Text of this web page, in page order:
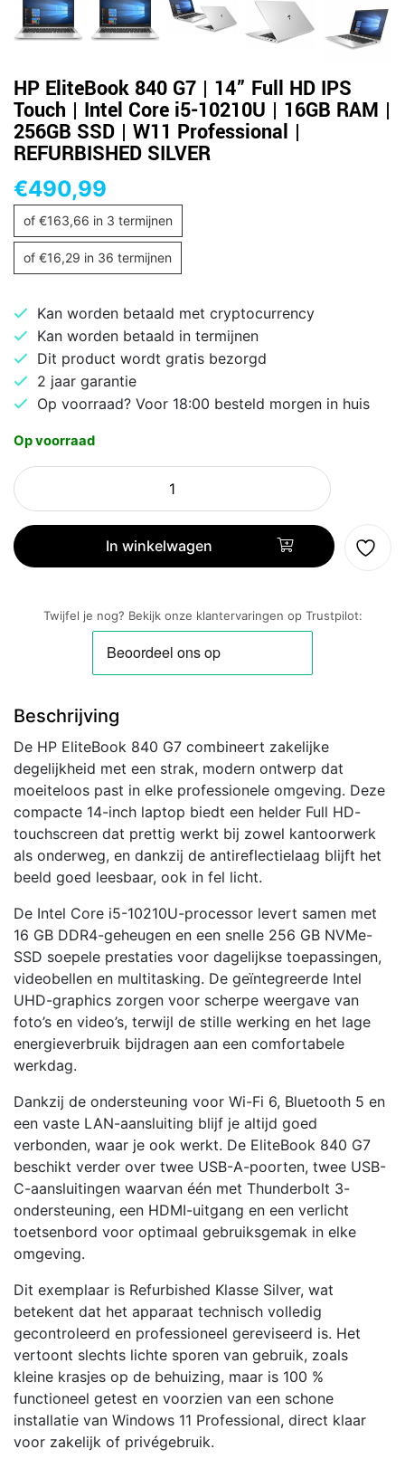
HP EliteBook 840 G7 | 14” Full HD IPS
Touch | Intel Core i5-10210U | 16GB RAM |
256GB SSD | W11 Professional |
REFURBISHED SILVER
€490,99
of €163,66 in 3 termijnen
of €16,29 in 36 termijnen
Kan worden betaald met cryptocurrency
Kan worden betaald in termijnen
Dit product wordt gratis bezorgd
2 jaar garantie
Op voorraad? Voor 18:00 besteld morgen in huis
Op voorraad
HP
EliteBook
G7
|
Intel
i5-
10210U
|
16GB
RAM
|
256GB
SSD
|
W11
Professional
|
REFURBISHED
SILVER
aantal
In winkelwagen
Twijfel je nog? Bekijk onze klantervaringen op Trustpilot:
Beschrijving
De HP EliteBook 840 G7 combineert zakelijke
degelijkheid met een strak, modern ontwerp dat
moeiteloos past in elke professionele omgeving. Deze
compacte 14-inch laptop biedt een helder Full HD-
touchscreen dat prettig werkt bij zowel kantoorwerk
als onderweg, en dankzij de antireflectielaag blijft het
beeld goed leesbaar, ook in fel licht.
De Intel Core i5-10210U-processor levert samen met
16 GB DDR4-geheugen en een snelle 256 GB NVMe-
SSD soepele prestaties voor dagelijkse toepassingen,
videobellen en multitasking. De geïntegreerde Intel
UHD-graphics zorgen voor scherpe weergave van
foto’s en video’s, terwijl de stille werking en het lage
energieverbruik bijdragen aan een comfortabele
werkdag.
Dankzij de ondersteuning voor Wi-Fi 6, Bluetooth 5 en
een vaste LAN-aansluiting blijf je altijd goed
verbonden, waar je ook werkt. De EliteBook 840 G7
beschikt verder over twee USB-A-poorten, twee USB-
C-aansluitingen waarvan één met Thunderbolt 3-
ondersteuning, een HDMI-uitgang en een verlicht
toetsenbord voor optimaal gebruiksgemak in elke
omgeving.
Dit exemplaar is Refurbished Klasse Silver, wat
betekent dat het apparaat technisch volledig
gecontroleerd en professioneel gereviseerd is. Het
vertoont slechts lichte sporen van gebruik, zoals
kleine krasjes op de behuizing, maar is 100 %
functioneel getest en voorzien van een schone
installatie van Windows 11 Professional, direct klaar
voor zakelijk of privégebruik.